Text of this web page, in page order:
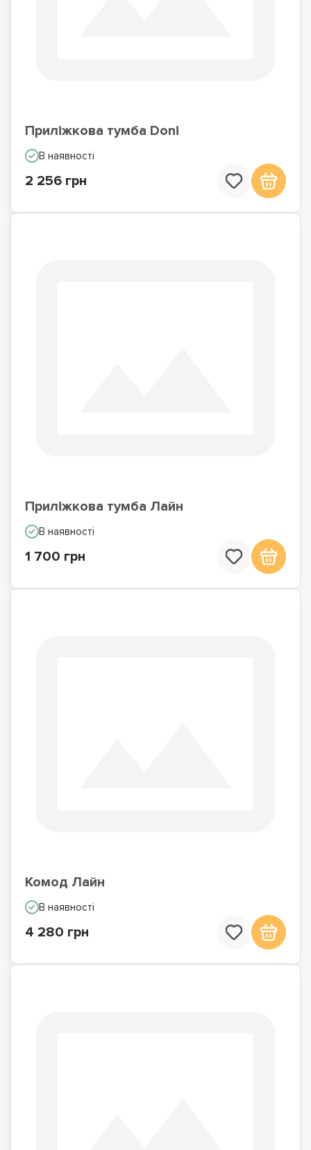
Приліжкова тумба Doni
В наявності
2 256 грн
Приліжкова тумба Лайн
В наявності
1 700 грн
Комод Лайн
В наявності
4 280 грн